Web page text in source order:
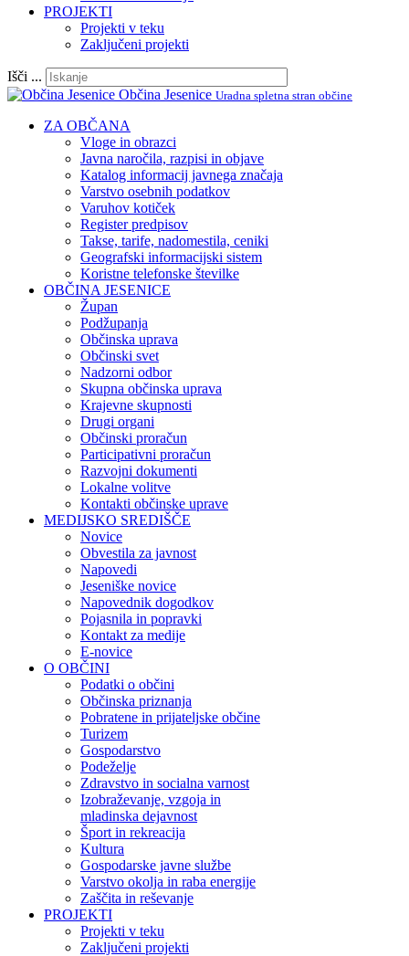
PROJEKTI
Projekti v teku
Zaključeni projekti
Išči ...
Občina Jesenice Uradna spletna stran občine
ZA OBČANA
Vloge in obrazci
Javna naročila, razpisi in objave
Katalog informacij javnega značaja
Varstvo osebnih podatkov
Varuhov kotiček
Register predpisov
Takse, tarife, nadomestila, ceniki
Geografski informacijski sistem
Koristne telefonske številke
OBČINA JESENICE
Župan
Podžupanja
Občinska uprava
Občinski svet
Nadzorni odbor
Skupna občinska uprava
Krajevne skupnosti
Drugi organi
Občinski proračun
Participativni proračun
Razvojni dokumenti
Lokalne volitve
Kontakti občinske uprave
MEDIJSKO SREDIŠČE
Novice
Obvestila za javnost
Napovedi
Jeseniške novice
Napovednik dogodkov
Pojasnila in popravki
Kontakt za medije
E-novice
O OBČINI
Podatki o občini
Občinska priznanja
Pobratene in prijateljske občine
Turizem
Gospodarstvo
Podeželje
Zdravstvo in socialna varnost
Izobraževanje, vzgoja in
mladinska dejavnost
Šport in rekreacija
Kultura
Gospodarske javne službe
Varstvo okolja in raba energije
Zaščita in reševanje
PROJEKTI
Projekti v teku
Zaključeni projekti